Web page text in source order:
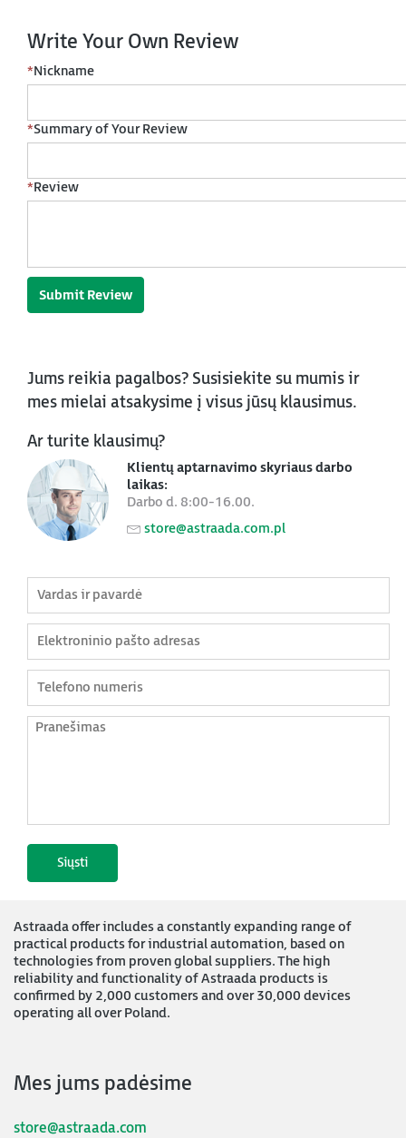
Write Your Own Review
*Nickname
*Summary of Your Review
*Review
Submit Review
Jums reikia pagalbos? Susisiekite su mumis ir
mes mielai atsakysime į visus jūsų klausimus.
Ar turite klausimų?
Klientų aptarnavimo skyriaus darbo
laikas:
Darbo d. 8:00-16.00.
store@astraada.com.pl
Astraada offer includes a constantly expanding range of
practical products for industrial automation, based on
technologies from proven global suppliers. The high
reliability and functionality of Astraada products is
confirmed by 2,000 customers and over 30,000 devices
operating all over Poland.
Mes jums padėsime
store@astraada.com